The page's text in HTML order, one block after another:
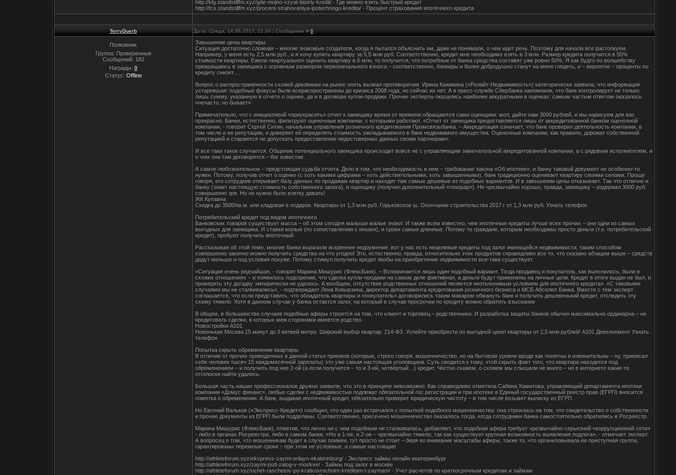
http://klg.standstillfm.xyz/gde-mojno-vzyat-bistriy-kredit/ - Где можно взять быстрый кредит
http://fcs.standstillfm.xyz/procent-strahovaniya-ipotechnogo-kredita/ - Процент страхования ипотечного кредита
TerryDuerb Дата: Среда, 14.06.2017, 21:34 | Сообщение # 6
Полковник
Группа: Проверенные
Сообщений: 182
Награды: 0
Статус: Offline
Завышение цены квартиры
Ситуация достаточно сложная – многие знакомые создателя, когда я пытался объяснить им, даже не понимали, о чем идет речь. Поэтому для начала все растолкуем.
Например, у меня есть 2,5 млн руб., и я хочу купить квартиру за 5,5 млн руб. Соответственно, кредит мне необходимо взять в 3 млн. Размер кредита получится в 55%
стоимости квартиры. Ежели «виртуально» оценить квартиру в 6 млн, то получится, что потребные от банка средства составят уже ровно 50%. Я как будто по волшебству
превращаюсь в заемщика с огромным размером первоначального взноса – соответственно, банкиры и более добродушно станут на меня глядеть, и – вероятно – проценты по
кредиту снизят…
Вопрос о распространенности схожей диковинки на рынке опять вызвал противоречия. Ирина Кажикина («Релайт-Недвижимость») категорически заявила, что информация
устаревшая: подобные фокусы были всераспространены до кризиса 2008 года, но сейчас их нет. А в пресс-службе Сбербанка напомнили, что банк контролирует не только
лишь сумму, указанную в отчете о оценке, да и в договоре купли-продажи. Прочие эксперты оказались наиболее аккуратными в оценках: самым частым ответом оказалось
«нечасто, но бывает».
Примечательно, что с инициативой «приукрасить» отчет к заемщику время от времени обращаются сами оценщики: мол, дайте нам 3000 рублей, и мы нарисуем для вас
прекрасно. Банки, естественно, фильтруют оценочные компании, с которыми работают. «Отчет от заемщика предоставляется лишь от аккредитованной банком оценочной
компании, - говорит Сергей Ситин, начальник управления розничного кредитования Промсвязьбанка. – Аккредитация означает, что банк проверил деятельность компании, в
том числе и ее репутацию, и доверяет ей определять стоимость закладываемого в банк недвижимого имущества. Оценочные компании, как правило, дорожат собственной
репутацией и стараются не допускать предоставление недостоверных данных своим партнерам».
И все таки такое случается. Общение потенциального заемщика происходит вовсе не с управляющим замечательной аккредитованной компании, а с рядовым исполнителем, и
о чем они там договорятся – бог известие.
А самое любознательное – предстоящая судьба отчета. Дело в том, что необходимость в нем – требование закона «Об ипотеке», и банку таковой документ не особенно-то
нужен. Потому, получив отчет о оценке (с хоть какими цифрами – хоть действительными, хоть завышенными), банк традиционно оценивает квартиру своими силами. Проще
говоря, его сотрудник открывает базу данных по продажам квартир и находит там самые дешевые из подобных вариантов. И в завышении цены отказывает. Так что отлично и
банку (знает настоящую стоимость собственного залога), и оценщику (получил дополнительный «гонорар»). Не чрезвычайно хорошо, правда, заемщику – издержал 3000 руб.
совершенно зря. Но не нужно было взятку давать!
ЖК Купавна
Скидка до 3500/кв.м. или кладовая в подарок. Квартиры от 1,3 млн руб. Горьковское ш. Окончание строительства 2017 г от 1,3 млн руб. Узнать телефон
Потребительский кредит под видом ипотечного
Банковских товаров существует масса – об этом сегодня малыши малые знают. И также всем известно, чем ипотечные кредиты лучше всех прочих – они одни из самых
выгодных для заемщика. И ставки малые (по сопоставлению с иными), и сроки самые длинные. Потому те граждане, которым необходимы просто деньги (т.е. потребительский
кредит), пробуют получить ипотечный.
Рассказывая об этой теме, многие банки выразили искреннее недоумение: вот у нас есть нецелевые кредиты под залог имеющейся недвижимости, таким способом
совершенно законно можно получить средства на что угодно! Это, естественно, правда, относительно этих продуктов справедливо все то, что сказано абзацем выше – средств
дадут меньше и под условия похуже. Потому стимул получить кредит якобы на приобретение недвижимости все-таки существует.
«Ситуация очень редчайшая, - говорит Марина Мишурис (ФлексБанк). – Вспоминается лишь один подобный вариант. Тогда продавец и покупатель, как выяснилось, были в
схожих отношениях – и появилось подозрение, что сделка купли-продажи на самом деле фиктивная, а деньги будут применены на личные цели. Кредит в итоге выдан не был, и
проверить эту догадку эмпирически не удалось. А вообщем, отсутствие родственных отношений является неотклонимым условием для ипотечного кредита». «С таковыми
случаями мы не сталкивались», - подтверждает Лена Ковырзина, директор департамента кредитования розничного бизнеса и МСБ Абсолют Банка. Вместе с тем эксперт
соглашается, что если представить, что обладатель квартиры и «покупатель» договорились таким макаром обмануть банк и получить дешевенький кредит, отследить эту
схему тяжело. Хотя в данном случае у банка остается залог, на который в случае просрочки по кредиту можно обратить взыскание
В общем, в большинстве случаев подобные аферы строятся на том, что клиент и торговец – родственники. И разработка защиты банков обычно максимально ординарна – не
кредитовать сделки, в которых меж сторонами имеется родство.
Новостройки А101
Новенькая Москва.15 минут до 3 ветвей метро. Широкий выбор квартир. 214-ФЗ. Успейте приобрести по выгодной цене! квартиры от 2,5 млн рублей! А101 Девелопмент Узнать
телефон
Попытка скрыть обременение квартиры
В отличие от прочих приведенных в данной статье приемов (которые, строго говоря, мошенничество, но на бытовом уровне вроде как понятны и извинительны – ну, приписал
себе человек тысяч 15 каждомесячной зарплаты) это уже самая настоящая уголовщина. Суть сводится к тому, чтоб скрыть факт того, что квартира находится под
обременением – и получить под нее 2-ой (а если получится – то и 3-ий, четвертый…) кредит. Честно скажем, о схожем мы слышали не много – но в интернете какие-то
отголоски найти удалось.
Большая часть наших профессионалов дружно заявили, что это в принципе невозможно. Как справедливо отметила Сабина Хамитова, управляющий департамента ипотеки
компании «Домус финанс», любые сделки с недвижимостью подлежат обязательной гос регистрации и при ипотеке в Единый государственный реестр прав (ЕГРП) вносится
пометка о обременении. А банк, выдавая ипотечный кредит, обязательно проверит юридическую чистоту – в том числе возьмет выписку из ЕГРП.
Но Евгений Вальков («Экспресс-Кредит») сообщил, что один раз встречался с попыткой подобного мошенничества: она строилась на том, что свидетельство о собственности
и прочие документы из ЕГРП были подделаны. Соответственно, пресечено мошенничество оказалось тогда, когда сотрудники банка самостоятельно обратились в Росреестр.
Марина Мишурис (ФлексБанк), отметив, что лично ни с чем подобным не сталкивалась, добавляет, что подобная афера требует чрезвычайно серьезной «коррупционной сети»
- либо в органах Росреестра, либо в самом банке. «Но и 1-ое, и 2-ое – чрезвычайно тяжело, так как существует крупная возможность выявления подлога», - отмечает эксперт.
А вопросец о том, что мошенникам будет в случае поимки, тут просто не стоит – беря во внимание масштабы аферы, также то, что организовывала ее преступная группа,
гарантированы тюремные сроки – при этом не условные, а самые настоящие.
http://athleteforum.xyz/ekspress-zaymi-onlayn-ekaterinburg/ - Экспресс займы онлайн екатеринбург
http://athleteforum.xyz/zaymi-pod-zalog-v-moskve/ - Займы под залог в москве
http://athleteforum.xyz/uchet-raschetov-po-kratkosrochnim-kreditam-i-zaymam/ - Учет расчетов по краткосрочным кредитам и займам